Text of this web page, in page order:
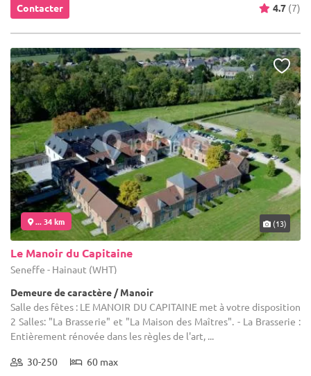
Contacter 4.7 (7)
... 34 km (13)
Le Manoir du Capitaine
Seneffe - Hainaut (WHT)
Demeure de caractère / Manoir
Salle des fêtes : LE MANOIR DU CAPITAINE met à votre disposition
2 Salles: "La Brasserie" et "La Maison des Maîtres". - La Brasserie :
Entièrement rénovée dans les règles de l'art, ...
30-250 60 max